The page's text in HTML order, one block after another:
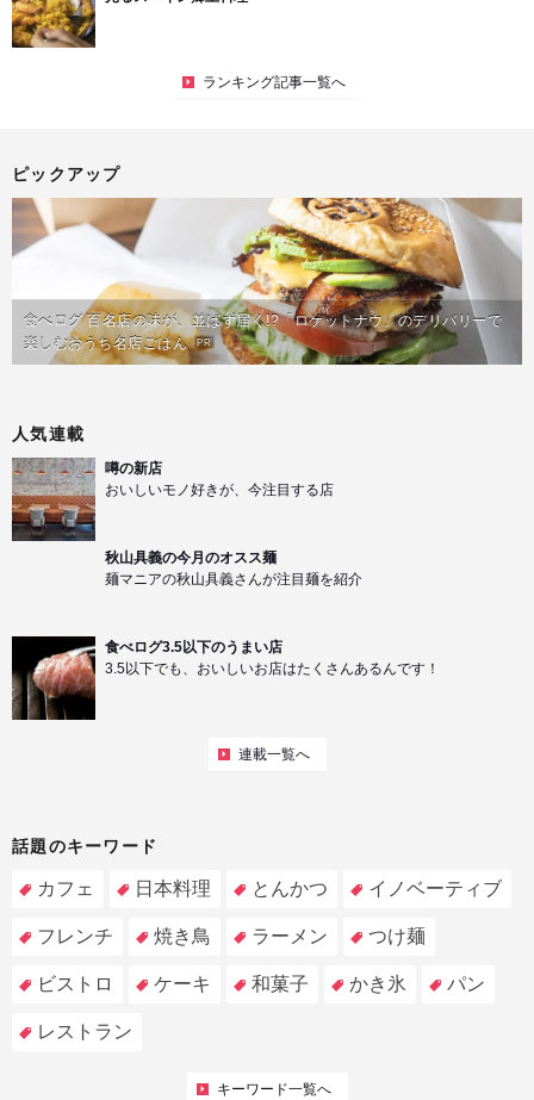
ランキング記事一覧へ
ピックアップ
食べログ 百名店の味が、並ばず届く!?「ロケットナウ」のデリバリーで
楽しむおうち名店ごはん PR
人気連載
噂の新店
おいしいモノ好きが、今注目する店
秋山具義の今月のオスス麺
麺マニアの秋山具義さんが注目麺を紹介
食べログ3.5以下のうまい店
3.5以下でも、おいしいお店はたくさんあるんです！
連載一覧へ
話題のキーワード
カフェ 日本料理 とんかつ イノベーティブ
フレンチ 焼き鳥 ラーメン つけ麺
ビストロ ケーキ 和菓子 かき氷 パン
レストラン
キーワード一覧へ